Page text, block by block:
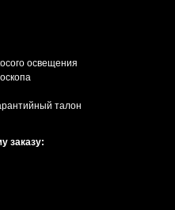
освещения
талон
заказу: